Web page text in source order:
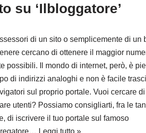
su ‘Ilbloggatore’
di un sito o semplicemente di un
cercano di ottenere il maggior
possibili. Il mondo di internet, però, è
di indirizzi analoghi e non è facile
sul proprio portale. Vuoi cercare di
utenti? Possiamo consigliarti, fra le
di iscrivere il tuo portale sul famoso
Leggi tutto »